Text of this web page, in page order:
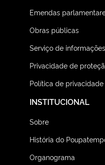
Emendas
Obras públicas
Serviço de
Privacidade de
Política de privacidade
INSTITUCIONAL
Sobre
História do
Organograma